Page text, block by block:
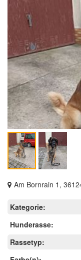
Am Bornrain 1,
Kategorie:
Hunderasse:
Rassetyp: